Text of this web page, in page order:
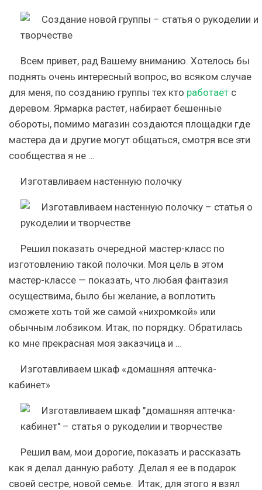
Всем привет, рад Вашему вниманию. Хотелось бы
поднять очень интересный вопрос, во всяком случае
для меня, по созданию группы тех кто работает с
деревом. Ярмарка растет, набирает бешенные
обороты, помимо магазин создаются площадки где
мастера да и другие могут общаться, смотря все эти
сообщества я не …
Изготавливаем настенную полочку
Решил показать очередной мастер-класс по
изготовлению такой полочки. Моя цель в этом
мастер-классе — показать, что любая фантазия
осуществима, было бы желание, а воплотить
сможете хоть той же самой «нихромкой» или
обычным лобзиком. Итак, по порядку. Обратилась
ко мне прекрасная моя заказчица и …
Изготавливаем шкаф «домашняя аптечка-
кабинет»
Решил вам, мои дорогие, показать и рассказать
как я делал данную работу. Делал я ее в подарок
своей сестре, новой семье. Итак, для этого я взял